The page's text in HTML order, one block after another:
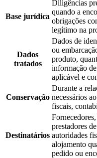
Base jurídica
Diligências
quando a
obrigações
legítimo na
Dados
tratados
Dados de
ou
produto,
informação
aplicável e
Conservação
Durante a
necessários
fiscais,
Destinatários
prestadores
autoridades
alojamento
pedido ou